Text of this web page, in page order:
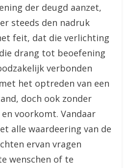
der deugd aanzet,
steeds den nadruk
feit, dat die verlichting
drang tot beoefening
verbonden
het optreden van een
doch ook zonder
voorkomt. Vandaar
alle waardeering van de
ervan vragen
wenschen of te